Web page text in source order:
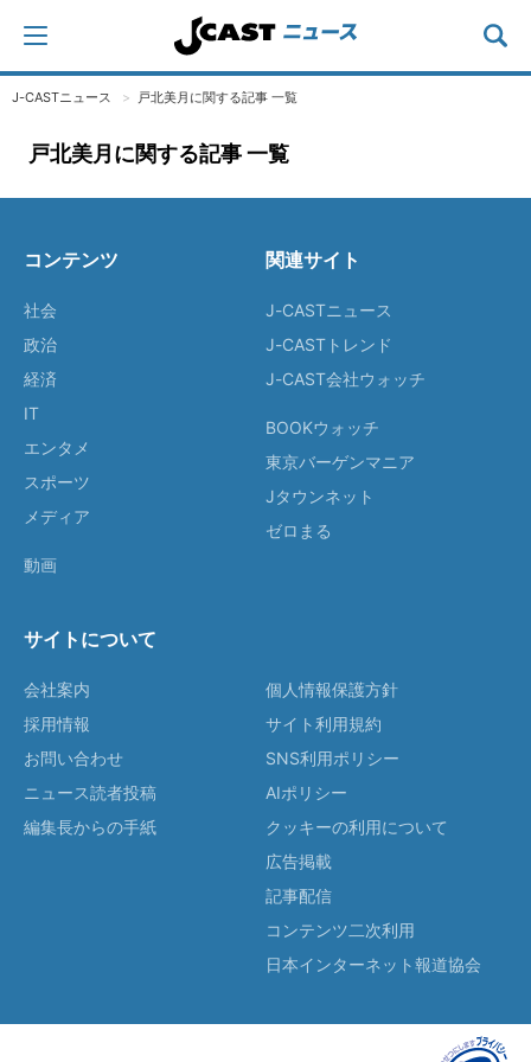
J-CASTニュース 戸北美月に関する記事 一覧
戸北美月に関する記事 一覧
コンテンツ
社会
政治
経済
IT
エンタメ
スポーツ
メディア
動画
関連サイト
J-CASTニュース
J-CASTトレンド
J-CAST会社ウォッチ
BOOKウォッチ
東京バーゲンマニア
Jタウンネット
ゼロまる
サイトについて
会社案内
採用情報
お問い合わせ
ニュース読者投稿
編集長からの手紙
個人情報保護方針
サイト利用規約
SNS利用ポリシー
AIポリシー
クッキーの利用について
広告掲載
記事配信
コンテンツ二次利用
日本インターネット報道協会